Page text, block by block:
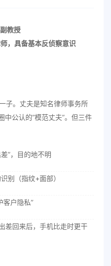
教授
，具备基本反侦察意识
子。丈夫是知名律师事务所
中公认的”模范丈夫”。但三件
”，目的地不明
别（指纹+面部）
客户隐私”
差回来后，手机比走时更干